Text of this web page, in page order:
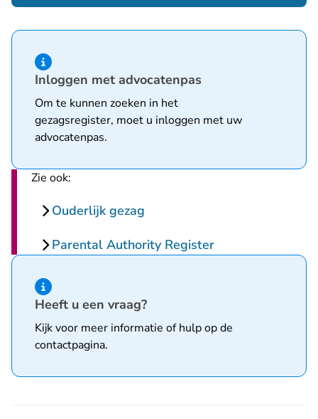
Hint van type informatie
Inloggen met advocatenpas
Om te kunnen zoeken in het
gezagsregister, moet u inloggen met uw
advocatenpas.
Zie ook:
Ouderlijk gezag
Parental Authority Register
Hint van type informatie
Heeft u een vraag?
Kijk voor meer informatie of hulp op de
contactpagina.